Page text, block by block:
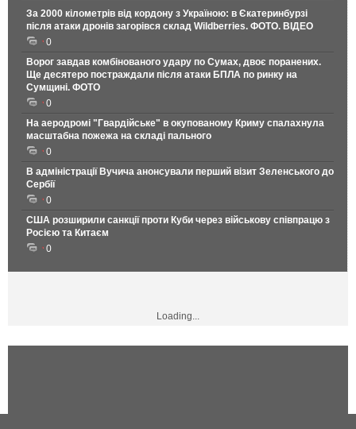
За 2000 кілометрів від кордону з Україною: в Єкатеринбурзі
після атаки дронів загорівся склад Wildberries. ФОТО. ВІДЕО
0
Ворог завдав комбінованого удару по Сумах, двоє поранених.
Ще десятеро постраждали після атаки БПЛА по ринку на
Сумщині. ФОТО
0
На аеродромі "Гвардійське" в окупованому Криму спалахнула
масштабна пожежа на складі пального
0
В адміністрації Вучича анонсували перший візит Зеленського до
Сербії
0
США розширили санкції проти Куби через військову співпрацю з
Росією та Китаєм
0
Loading...